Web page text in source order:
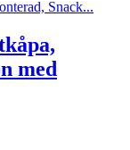
med